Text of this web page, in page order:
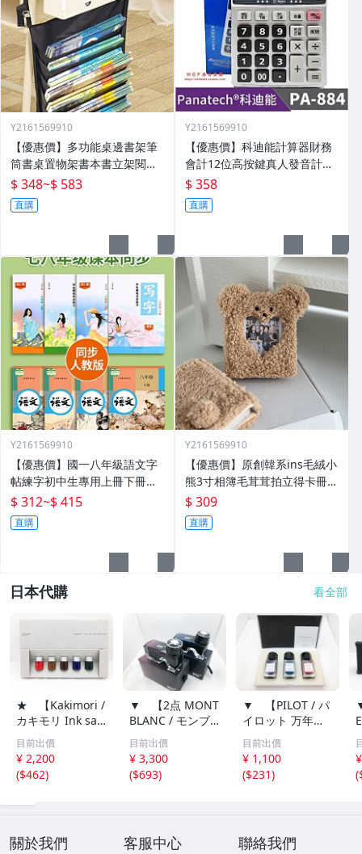
Y2161569910
【優惠價】多功能桌邊書架筆
筒書桌置物架書本書立架閱讀
架桌面神器整理
$ 348~$ 583
直購
Y2161569910
【優惠價】科迪能計算器財務
會計12位高按鍵真人發音計算
機財務會計用PA-884
$ 358
直購
Y2161569910
【優惠價】國一八年級語文字
帖練字初中生專用上冊下冊同
步人教版練字帖九年級衡水體
鋼筆正楷楷體初一每日一練中
學生中文臨摹硬筆書
$ 312~$ 415
直購
Y2161569910
【優惠價】原創韓系ins毛絨小
熊3寸相簿毛茸茸拍立得卡冊專
輯小卡追星收納冊
$ 309
直購
日本代購 看全部
★ 【Kakimori /
カキモリ Ink sa
mpler set I サン
プルセット 5色
ボトルインク】0
01-02607
目前出價
¥ 2,200
($462)
▼ 【2点 MONT
BLANC / モンブ
ラン 万年筆 ボト
ルインク 60ml ミ
ッドナイトブル
ー・バーガンディ
目前出價
¥ 3,300
($693)
▼ 【PILOT / パ
イロット 万年筆
インキ iroshizuk
u 色彩雫 mini 3
色セット ボトル
インク】001-026
目前出價
¥ 1,100
($231)
(
關於我們 客服中心 聯絡我們